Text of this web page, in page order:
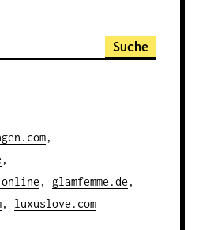
,
,
, glamfemme.de ,
, luxuslove.com